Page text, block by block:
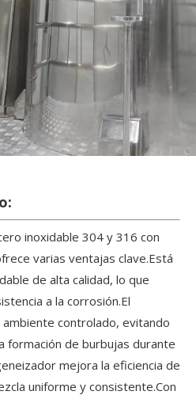
inoxidable 304 y 316 con
varias ventajas clave.Está
de alta calidad, lo que
a la corrosión.El
controlado, evitando
formación de burbujas durante
mejora la eficiencia de
uniforme y consistente.Con